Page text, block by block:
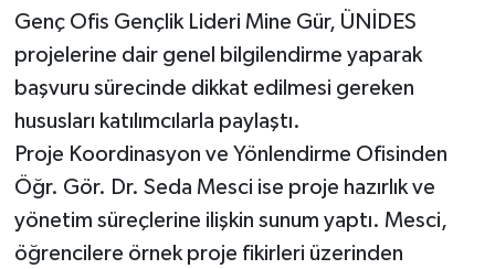
Genç Ofis Gençlik Lideri Mine Gür, ÜNİDES
projelerine dair genel bilgilendirme yaparak
başvuru sürecinde dikkat edilmesi gereken
hususları katılımcılarla paylaştı.
Proje Koordinasyon ve Yönlendirme Ofisinden
Öğr. Gör. Dr. Seda Mesci ise proje hazırlık ve
yönetim süreçlerine ilişkin sunum yaptı. Mesci,
öğrencilere örnek proje fikirleri üzerinden